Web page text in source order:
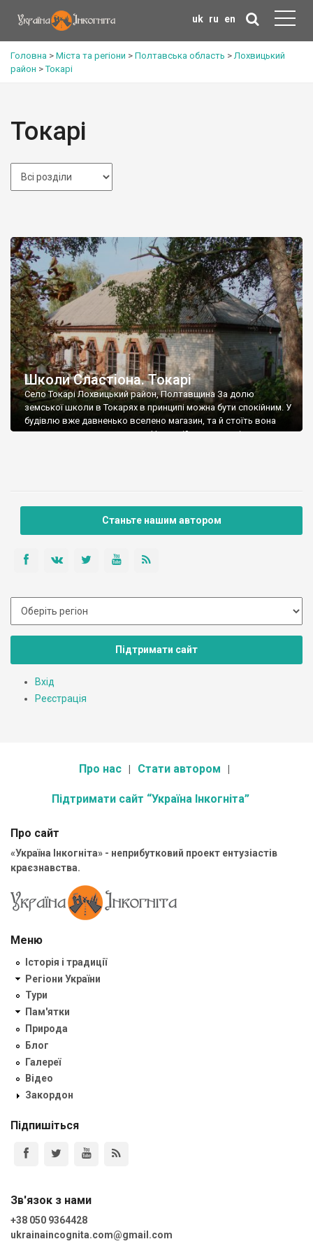
uk ru en
Головна > Міста та регіони > Полтавська область >Лохвицький
район >Токарі
Токарі
Школи Сластіона. Токарі
Село Токарі Лохвицький район, Полтавщина За долю
земської школи в Токарях в принципі можна бути спокійним. У
будівлю вже давненько вселено магазин, та й стоїть вона
над досить жвавою трасою. Неспокій викликає тільки одне
Станьте нашим автором
Підтримати сайт
Вхід
Реєстрація
Про нас Стати автором
Підтримати сайт “Україна Інкогніта”
Про сайт
«Україна Інкогніта» - неприбутковий проект ентузіастів
краєзнавства.
Меню
Історія і традиції
Регіони України
Тури
Пам'ятки
Природа
Блог
Галереї
Відео
Закордон
Підпишіться
Зв'язок з нами
+38 050 9364428
ukrainaincognita.com@gmail.com